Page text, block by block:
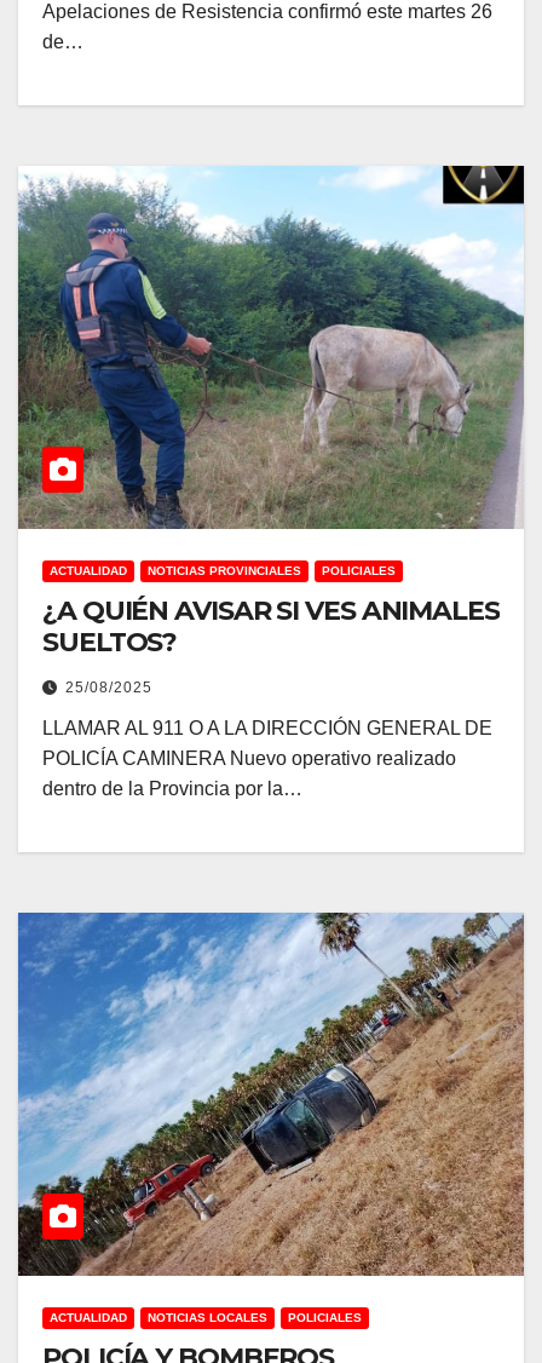
Apelaciones de Resistencia confirmó este martes 26
de…
ACTUALIDAD NOTICIAS PROVINCIALES POLICIALES
¿A QUIÉN AVISAR SI VES ANIMALES
SUELTOS?
25/08/2025
LLAMAR AL 911 O A LA DIRECCIÓN GENERAL DE
POLICÍA CAMINERA Nuevo operativo realizado
dentro de la Provincia por la…
ACTUALIDAD NOTICIAS LOCALES POLICIALES